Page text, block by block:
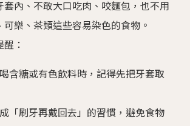
套內、不敢大口吃肉、咬麵包，也不用
可樂、茶類這些容易染色的食物。
：
含糖或有色飲料時，記得先把牙套取
「刷牙再戴回去」的習慣，避免食物